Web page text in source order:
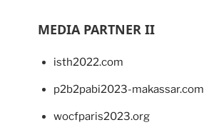
MEDIA PARTNER II
isth2022.com
p2b2pabi2023-makassar.com
wocfparis2023.org